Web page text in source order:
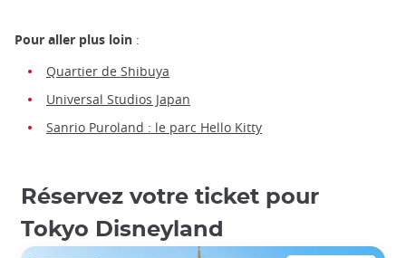
Pour aller plus loin :
Quartier de Shibuya
Universal Studios Japan
Sanrio Puroland : le parc Hello Kitty
Réservez votre ticket pour
Tokyo Disneyland